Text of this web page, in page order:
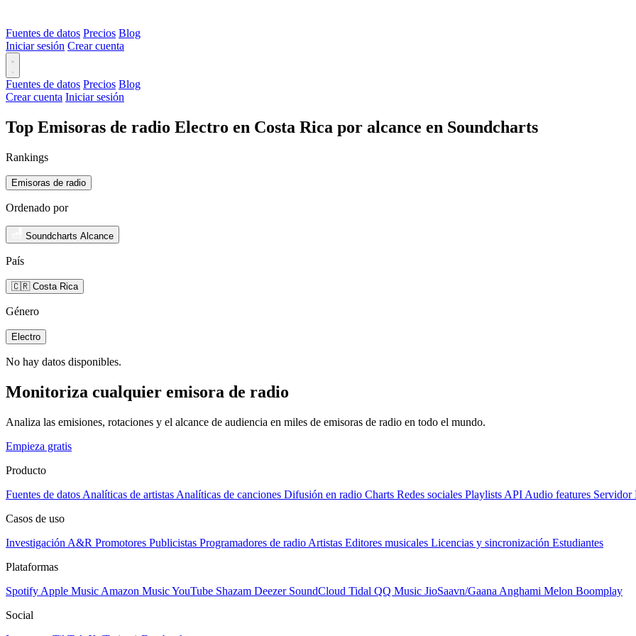
Fuentes de datos Precios Blog
Iniciar sesión Crear cuenta
Fuentes de datos Precios Blog
Crear cuenta Iniciar sesión
Top Emisoras de radio Electro en Costa Rica por alcance en Soundcharts
Rankings
Emisoras de radio
Ordenado por
Soundcharts Alcance
País
🇨🇷 Costa Rica
Género
Electro
No hay datos disponibles.
Monitoriza cualquier emisora de radio
Analiza las emisiones, rotaciones y el alcance de audiencia en miles de emisoras de radio en todo el mundo.
Empieza gratis
Producto
Fuentes de datos Analíticas de artistas Analíticas de canciones Difusión en radio Charts Redes sociales Playlists API Audio features Servidor
Casos de uso
Investigación A&R Promotores Publicistas Programadores de radio Artistas Editores musicales Licencias y sincronización Estudiantes
Plataformas
Spotify Apple Music Amazon MusicYouTube Shazam Deezer SoundCloud Tidal QQ Music JioSaavn/Gaana Anghami Melon Boomplay
Social